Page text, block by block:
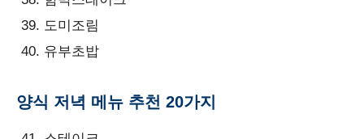
도미조림
유부초밥
양식 저녁 메뉴 추천 20가지